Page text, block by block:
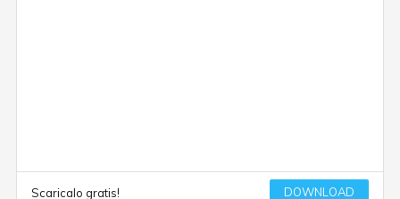
Scaricalo gratis! DOWNLOAD